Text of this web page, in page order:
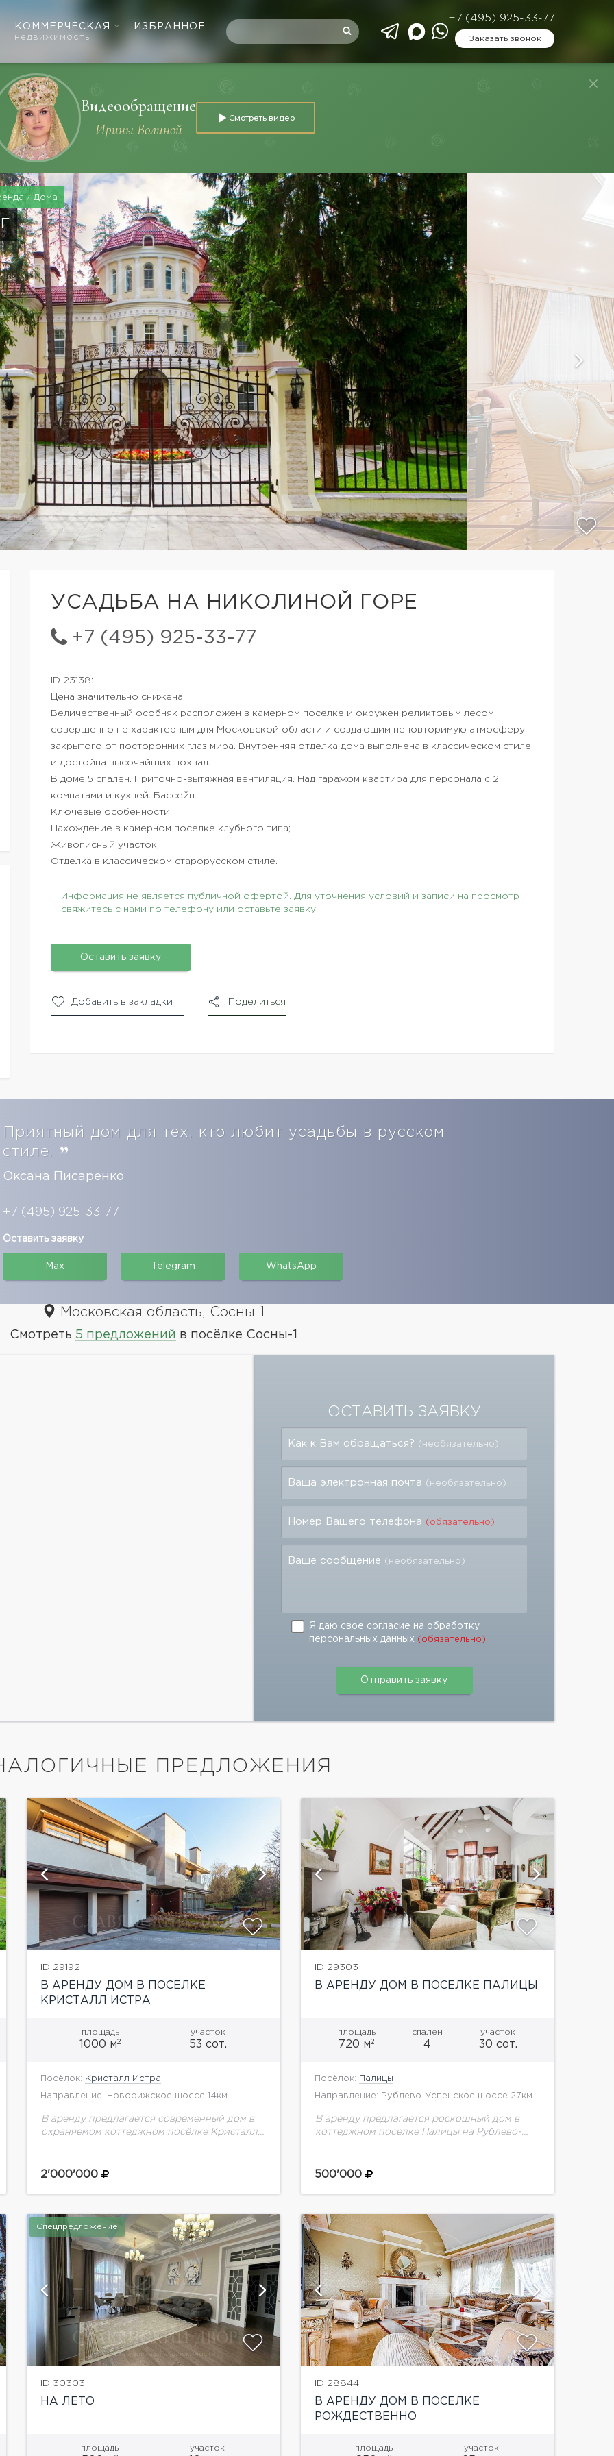
КОММЕРЧЕСКАЯ
недвижимость
ИЗБРАННОЕ
+7 (495) 925-33-77
Заказать звонок
Видеообращение
Ирины Волиной
Смотреть видео
Дома
УСАДЬБА НА НИКОЛИНОЙ ГОРЕ
+7 (495) 925-33-77
ID 23138:
Цена значительно снижена!
Величественный особняк расположен в камерном поселке и окружен реликтовым лесом,
совершенно не характерным для Московской области и создающим неповторимую атмосферу
закрытого от посторонних глаз мира. Внутренняя отделка дома выполнена в классическом стиле
и достойна высочайших похвал.
В доме 5 спален. Приточно-вытяжная вентиляция. Над гаражом квартира для персонала с 2
комнатами и кухней. Бассейн.
Ключевые особенности:
Нахождение в камерном поселке клубного типа;
Живописный участок;
Отделка в классическом старорусском стиле.
Информация не является публичной офертой. Для уточнения условий и записи на просмотр
свяжитесь с нами по телефону или оставьте заявку.
Оставить заявку
Добавить в закладки Поделиться
дом для тех, кто любит усадьбы в русском
стиле.
Оксана Писаренко
+7 (495) 925-33-77
Оставить заявку
Max Telegram WhatsApp
Московская область, Сосны-1
Смотреть 5 предложений в посёлке Сосны-1
ОСТАВИТЬ ЗАЯВКУ
Как к Вам обращаться? (необязательно)
Ваша электронная почта (необязательно)
Номер Вашего телефона (обязательно)
Ваше сообщение (необязательно)
Я даю свое согласие на обработку
персональных данных (обязательно)
ПРЕДЛОЖЕНИЯ
ID 29192
В АРЕНДУ ДОМ В ПОСЕЛКЕ
КРИСТАЛЛ ИСТРА
площадь
1000 м2
участок
53 сот.
Посёлок: Кристалл Истра
Направление: Новорижское шоссе 14км.
В аренду предлагается современный дом в
охраняемом коттеджном посёлке Кристалл
планировка.Планировка дома:Цоколь: хамам,
2'000'000
показать ещё 35 фотографий
ID 29303
В АРЕНДУ ДОМ В ПОСЕЛКЕ ПАЛИЦЫ
площадь
720 м2
спален
4
участок
30 сот.
Посёлок: Палицы
Направление: Рублево-Успенское шоссе 27км.
В аренду предлагается роскошный дом в
коттеджном поселке Палицы на Рублево-
помещения для хранения и помещения
500'000
Спецпредложение
ID 30303
НА ЛЕТО
площадь участок
показать ещё 16 фотографий
ID 28844
В АРЕНДУ ДОМ В ПОСЕЛКЕ
РОЖДЕСТВЕННО
площадь участок